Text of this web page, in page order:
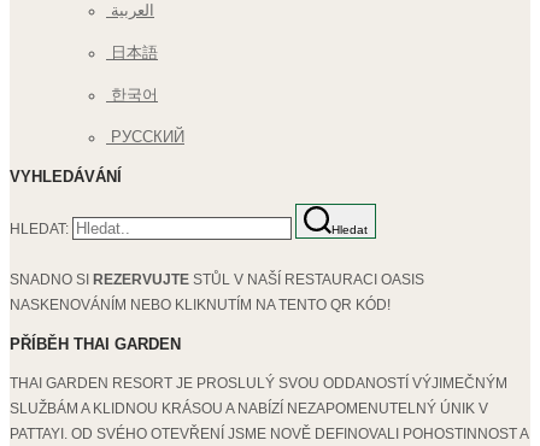
العربية
日本語
한국어
РУССКИЙ
VYHLEDÁVÁNÍ
HLEDAT: Hledat
SNADNO SI REZERVUJTE STŮL V NAŠÍ RESTAURACI OASIS
NASKENOVÁNÍM NEBO KLIKNUTÍM NA TENTO QR KÓD!
PŘÍBĚH THAI GARDEN
THAI GARDEN RESORT JE PROSLULÝ SVOU ODDANOSTÍ VÝJIMEČNÝM
SLUŽBÁM A KLIDNOU KRÁSOU A NABÍZÍ NEZAPOMENUTELNÝ ÚNIK V
PATTAYI. OD SVÉHO OTEVŘENÍ JSME NOVĚ DEFINOVALI POHOSTINNOST A